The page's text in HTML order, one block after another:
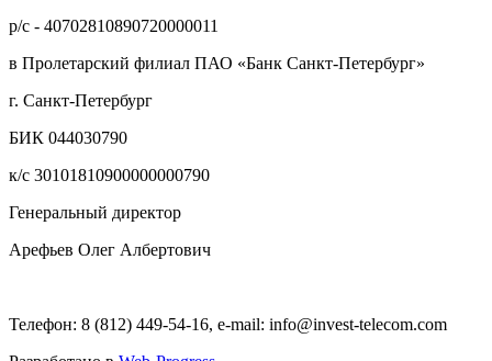
р/с - 40702810890720000011
в Пролетарский филиал ПАО «Банк Санкт-Петербург»
г. Санкт-Петербург
БИК 044030790
к/с 30101810900000000790
Генеральный директор
Арефьев Олег Албертович
Телефон: 8 (812) 449-54-16, e-mail: info@invest-telecom.com